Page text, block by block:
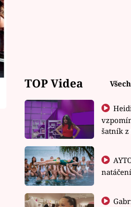
TOP Videa
Heidi Janků
šatník z
Gabriela